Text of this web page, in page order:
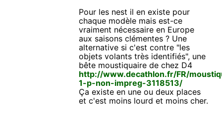
Pour les nest il en existe pour
chaque modèle mais est-ce
vraiment nécessaire en Europe
aux saisons clémentes ? Une
alternative si c'est contre "les
objets volants très identifiés", une
bête moustiquaire de chez D4
http://www.decathlon.fr/FR/
1-p-non-impreg-3118513/
Ça existe en une ou deux places
et c'est moins lourd et moins cher.